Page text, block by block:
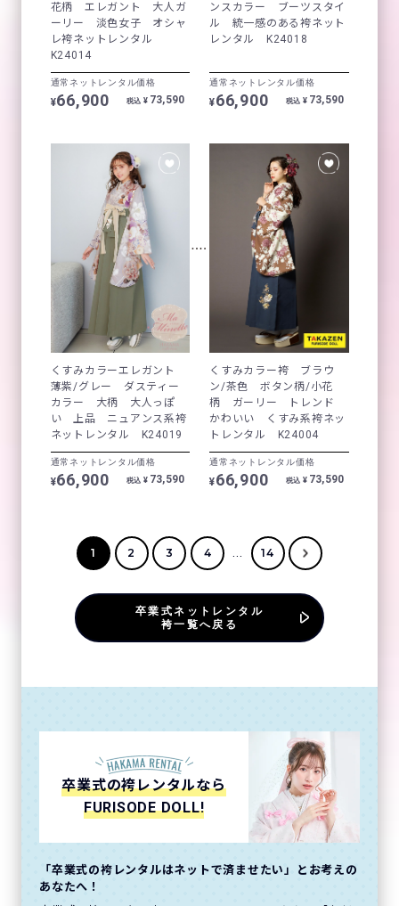
花柄 エレガント 大人ガ
ーリー 淡色女子 オシャ
レ袴ネットレンタル
K24014
通常ネットレンタル価格
¥66,900 税込 ¥ 73,590
ンスカラー ブーツスタイ
ル 統一感のある袴ネット
レンタル K24018
通常ネットレンタル価格
¥66,900 税込 ¥ 73,590
くすみカラーエレガント
薄紫/グレー ダスティー
カラー 大柄 大人っぽ
い 上品 ニュアンス系袴
ネットレンタル K24019
通常ネットレンタル価格
¥66,900 税込 ¥ 73,590
くすみカラー袴 ブラウ
ン/茶色 ボタン柄/小花
柄 ガーリー トレンド
かわいい くすみ系袴ネッ
トレンタル K24004
通常ネットレンタル価格
¥66,900 税込 ¥ 73,590
1 2 3 4 ... 14
卒業式ネットレンタル
袴一覧へ戻る
卒業式の袴レンタルなら
FURISODE DOLL!
「卒業式の袴レンタルはネットで済ませたい」とお考えの
あなたへ！